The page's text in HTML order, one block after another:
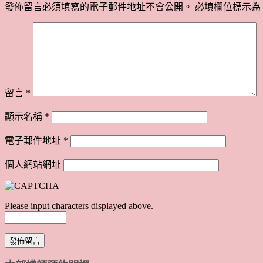
發佈留言必須填寫的電子郵件地址不會公開。 必填欄位標示為
留言 *
顯示名稱 *
電子郵件地址 *
個人網站網址
Please input characters displayed above.